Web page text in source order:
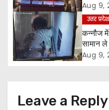
Aug 9,
उत्तर प्रदेश
कन्नौज
सामान ले
Aug 9,
Leave a Reply